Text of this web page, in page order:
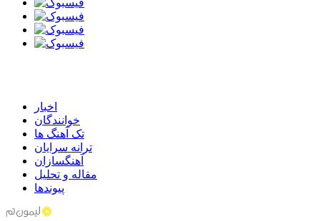
اخبار
خوانندگان
تک آهنگ ها
ترانه سرایان
آهنگسازان
مقاله و تحلیل
پیوندها